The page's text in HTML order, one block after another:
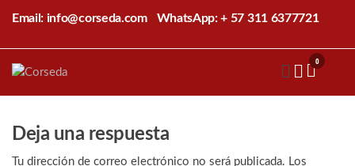
contenido
Email: info@corseda.com WhatsApp: + 57 311 6377721
sericultura
0
Deja una respuesta
Tu dirección de correo electrónico no será publicada. Los